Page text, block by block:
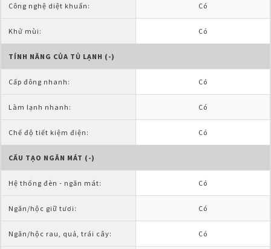
Công nghệ diệt khuẩn: Có
Khử mùi: Có
TÍNH NĂNG CỦA TỦ LẠNH (-)
Cấp đông nhanh: Có
Làm lạnh nhanh: Có
Chế độ tiết kiệm điện: Có
CẤU TẠO NGĂN MÁT (-)
Hệ thống đèn - ngăn mát: Có
Ngăn/hộc giữ tươi: Có
Ngăn/hộc rau, quả, trái cây: Có